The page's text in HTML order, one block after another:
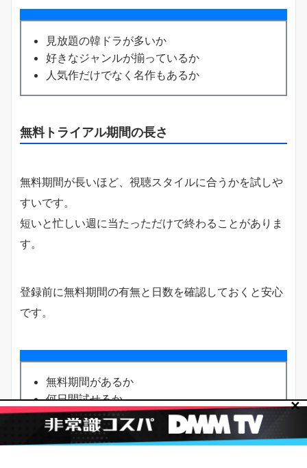
見放題の韓ドラが多いか
好きなジャンルが揃っているか
人気作だけでなく名作もあるか
無料トライアル期間の長さ
無料期間が長いほど、視聴スタイルに合うかを試しや
すいです。
短いと忙しい週に当たっただけで終わることがありま
す。
登録前に無料期間の有無と日数を確認しておくと安心
です。
無料期間があるか
何日間試せるか
期間内に見たい作品を消化できそうか
✕